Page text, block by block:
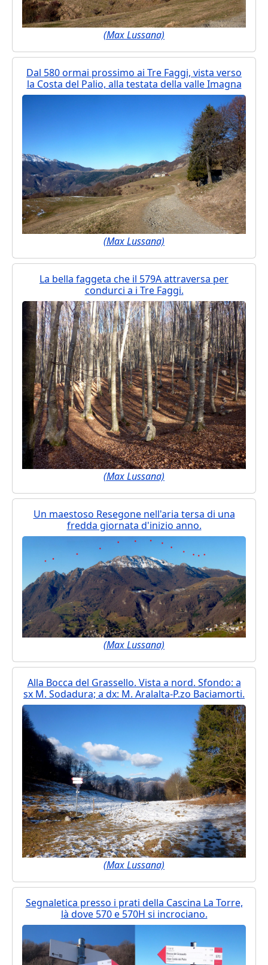
(Max Lussana)
Dal 580 ormai prossimo ai Tre Faggi, vista verso
la Costa del Palio, alla testata della valle Imagna
(Max Lussana)
La bella faggeta che il 579A attraversa per
condurci a i Tre Faggi.
(Max Lussana)
Un maestoso Resegone nell'aria tersa di una
fredda giornata d'inizio anno.
(Max Lussana)
Alla Bocca del Grassello. Vista a nord. Sfondo: a
sx M. Sodadura; a dx: M. Aralalta-P.zo Baciamorti.
(Max Lussana)
Segnaletica presso i prati della Cascina La Torre,
là dove 570 e 570H si incrociano.